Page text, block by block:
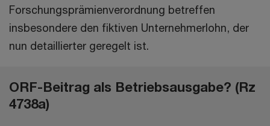
Forschungsprämienverordnung betreffen
insbesondere den fiktiven Unternehmerlohn, der
nun detaillierter geregelt ist.
ORF-Beitrag als Betriebsausgabe? (Rz
4738a)